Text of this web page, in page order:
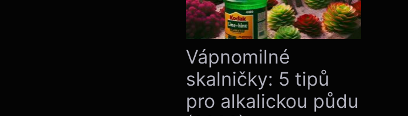
Vápnomilné
skalničky: 5 tipů
pro alkalickou půdu